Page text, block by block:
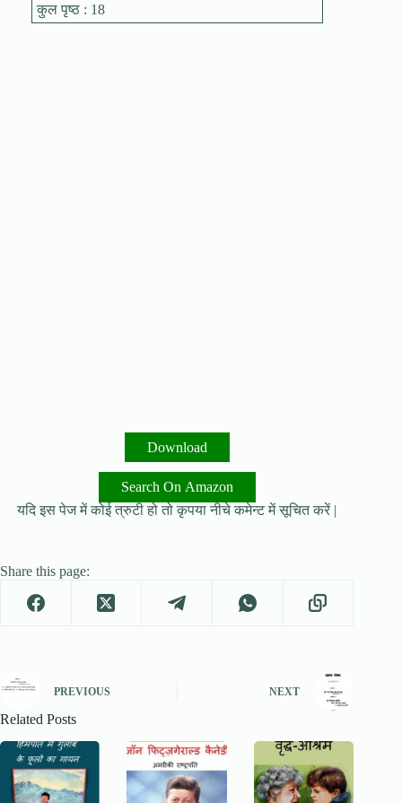
कुल पृष्ठ : 18
Download
Search On Amazon
यदि इस पेज में कोई त्रुटी हो तो कृपया नीचे कमेन्ट में सूचित करें |
Share this page:
PREVIOUS NEXT
Related Posts